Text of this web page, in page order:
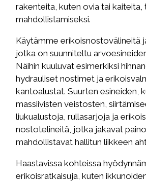
rakenteita, kuten ovia tai kaiteita,
mahdollistamiseksi.
Käytämme erikoisnostovälineitä
jotka on suunniteltu
Näihin kuuluvat esimerkiksi
hydrauliset nostimet ja
kantoalustat. Suurten esineiden,
massiivisten veistosten,
liukualustoja, rullasarjoja ja
nostotelineitä, jotka jakavat
mahdollistavat hallitun liikkeen
Haastavissa kohteissa
erikoisratkaisuja, kuten